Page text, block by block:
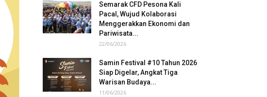
Semarak CFD Pesona Kali
Pacal, Wujud Kolaborasi
Menggerakkan Ekonomi dan
Pariwisata...
22/06/2026
Samin Festival #10 Tahun 2026
Siap Digelar, Angkat Tiga
Warisan Budaya...
11/06/2026